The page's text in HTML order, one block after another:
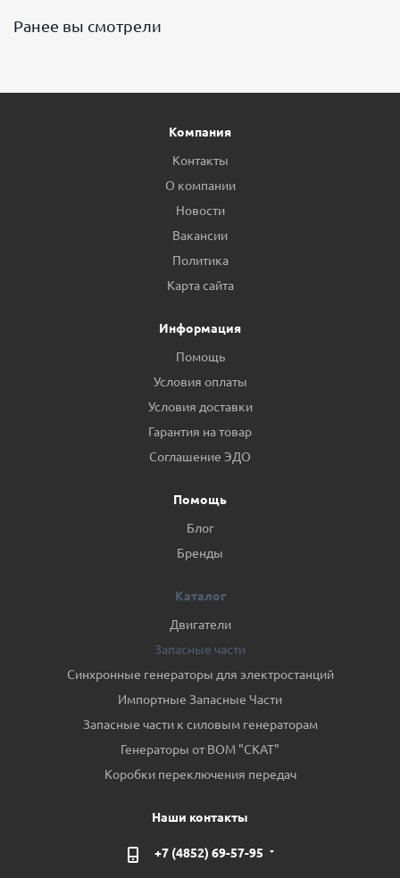
Ранее вы смотрели
Компания
Контакты
О компании
Новости
Вакансии
Политика
Карта сайта
Информация
Помощь
Условия оплаты
Условия доставки
Гарантия на товар
Соглашение ЭДО
Помощь
Блог
Бренды
Каталог
Двигатели
Запасные части
Синхронные генераторы для электростанций
Импортные Запасные Части
Запасные части к силовым генераторам
Генераторы от ВОМ "СКАТ"
Коробки переключения передач
Наши контакты
+7 (4852) 69-57-95